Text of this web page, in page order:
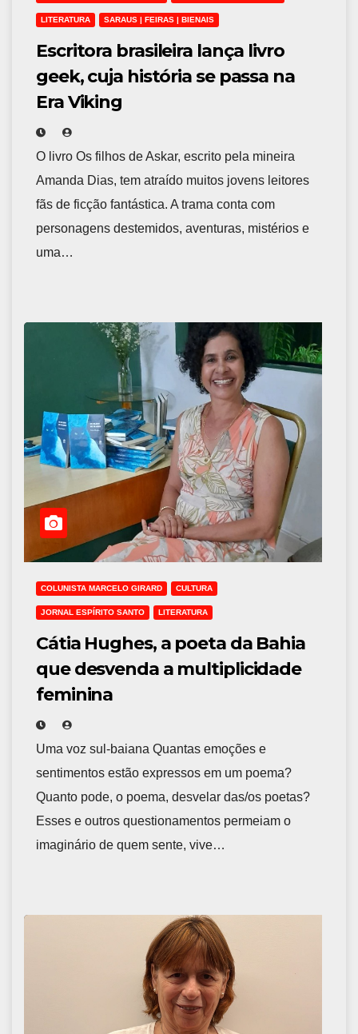
LITERATURA SARAUS | FEIRAS | BIENAIS
Escritora brasileira lança livro
geek, cuja história se passa na
Era Viking
O livro Os filhos de Askar, escrito pela mineira
Amanda Dias, tem atraído muitos jovens leitores
fãs de ficção fantástica. A trama conta com
personagens destemidos, aventuras, mistérios e
uma…
COLUNISTA MARCELO GIRARD CULTURA
JORNAL ESPÍRITO SANTO LITERATURA
Cátia Hughes, a poeta da Bahia
que desvenda a multiplicidade
feminina
Uma voz sul-baiana Quantas emoções e
sentimentos estão expressos em um poema?
Quanto pode, o poema, desvelar das/os poetas?
Esses e outros questionamentos permeiam o
imaginário de quem sente, vive…